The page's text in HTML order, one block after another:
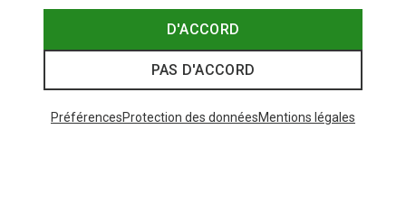
D'ACCORD
PAS D'ACCORD
PréférencesProtection des donnéesMentions légales